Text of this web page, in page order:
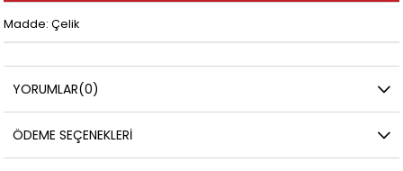
Madde: Çelik
YORUMLAR(0)
ÖDEME SEÇENEKLERI